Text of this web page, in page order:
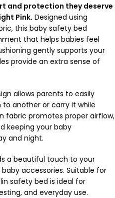
and protection they deserve
Pink. Designed using
this baby safety bed
that helps babies feel
gently supports your
provide an extra sense of
allows parents to easily
another or carry it while
fabric promotes proper airflow,
keeping your baby
and night.
a beautiful touch to your
accessories. Suitable for
safety bed is ideal for
and everyday use.